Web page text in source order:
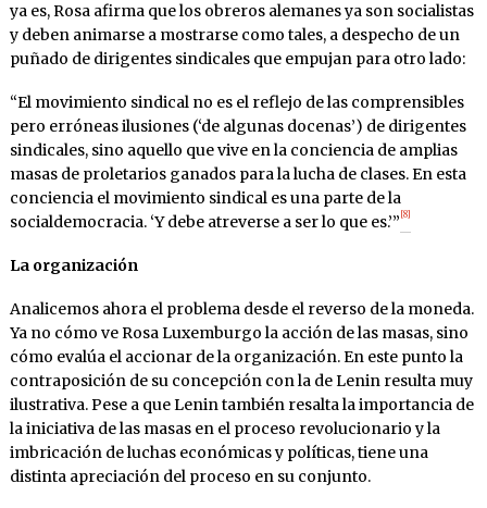
ya es, Rosa afirma que los obreros alemanes ya son socialistas
y deben animarse a mostrarse como tales, a despecho de un
puñado de dirigentes sindicales que empujan para otro lado:
“El movimiento sindical no es el reflejo de las comprensibles
pero erróneas ilusiones (‘de algunas docenas’) de dirigentes
sindicales, sino aquello que vive en la conciencia de amplias
masas de proletarios ganados para la lucha de clases. En esta
conciencia el movimiento sindical es una parte de la
socialdemocracia. ‘Y debe atreverse a ser lo que es.’” [8]
La organización
Analicemos ahora el problema desde el reverso de la moneda.
Ya no cómo ve Rosa Luxemburgo la acción de las masas, sino
cómo evalúa el accionar de la organización. En este punto la
contraposición de su concepción con la de Lenin resulta muy
ilustrativa. Pese a que Lenin también resalta la importancia de
la iniciativa de las masas en el proceso revolucionario y la
imbricación de luchas económicas y políticas, tiene una
distinta apreciación del proceso en su conjunto.